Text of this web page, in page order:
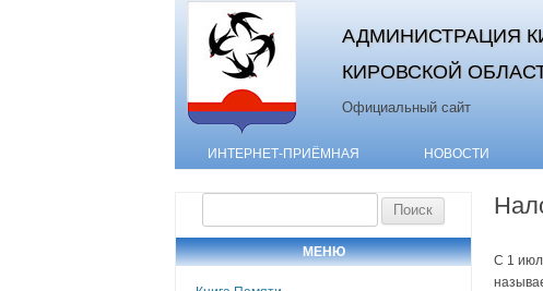
АДМИНИСТРАЦИЯ
КИРОВСКОЙ
Официальный сайт
ИНТЕРНЕТ-ПРИЁМНАЯ НОВОСТИ
МЕНЮ
С 1